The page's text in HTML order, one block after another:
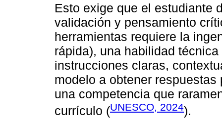
Esto exige que el estudiante
validación y pensamiento
herramientas requiere la
rápida), una habilidad
instrucciones claras,
modelo a obtener
una competencia que
currículo (UNESCO, 2024).